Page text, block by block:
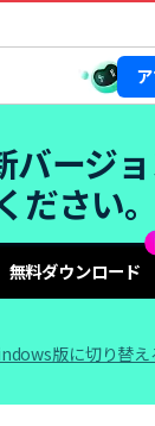
バージ
ださい。
無料ダウンロード
版に切り替え